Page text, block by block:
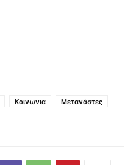
Κοινωνια
Μετανάστες